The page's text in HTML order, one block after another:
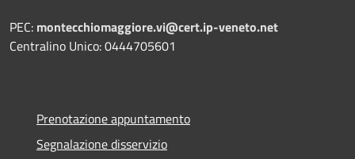
PEC: montecchiomaggiore.vi@cert.ip-veneto.net
Centralino Unico: 0444705601
Prenotazione appuntamento
Segnalazione disservizio